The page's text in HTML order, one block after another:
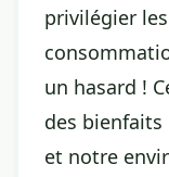
privilégier les
un hasard !
des
et notre